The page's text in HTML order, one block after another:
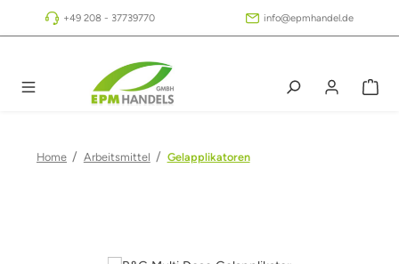
Zum Hauptinhalt springen
+49 208 - 37739770 info@epmhandel.de
Home / Arbeitsmittel / Gelapplikatoren